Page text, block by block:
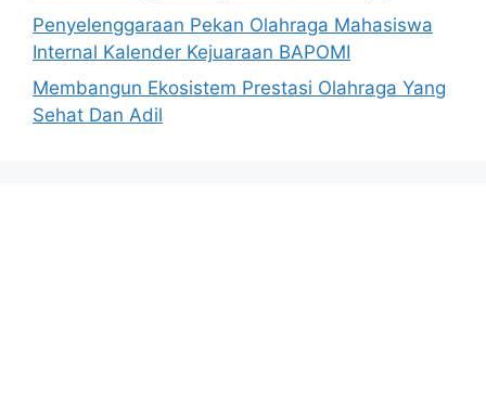
Penyelenggaraan Pekan Olahraga Mahasiswa
Internal Kalender Kejuaraan BAPOMI
Membangun Ekosistem Prestasi Olahraga Yang
Sehat Dan Adil